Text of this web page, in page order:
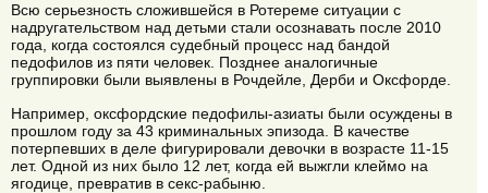
Всю серьезность сложившейся в Ротереме ситуации с
надругательством над детьми стали осознавать после 2010
года, когда состоялся судебный процесс над бандой
педофилов из пяти человек. Позднее аналогичные
группировки были выявлены в Рочдейле, Дерби и Оксфорде.
Например, оксфордские педофилы-азиаты были осуждены в
прошлом году за 43 криминальных эпизода. В качестве
потерпевших в деле фигурировали девочки в возрасте 11-15
лет. Одной из них было 12 лет, когда ей выжгли клеймо на
ягодице, превратив в секс-рабыню.